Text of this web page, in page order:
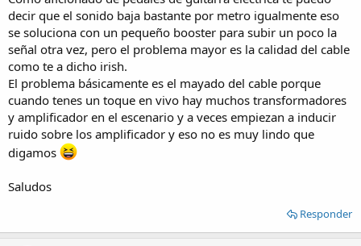
decir que el sonido baja bastante por metro igualmente eso
se soluciona con un pequeño booster para subir un poco la
señal otra vez, pero el problema mayor es la calidad del cable
como te a dicho irish.
El problema básicamente es el mayado del cable porque
cuando tenes un toque en vivo hay muchos transformadores
y amplificador en el escenario y a veces empiezan a inducir
ruido sobre los amplificador y eso no es muy lindo que
digamos
Saludos
Responder